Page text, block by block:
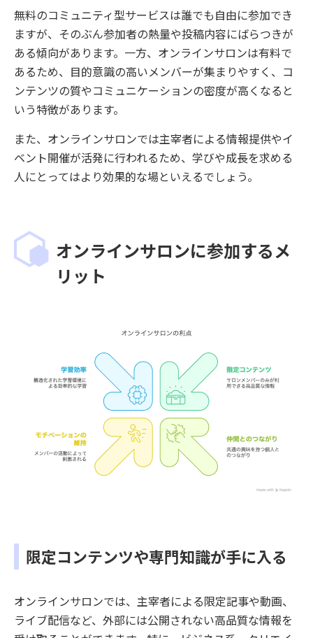
無料のコミュニティ型サービスは誰でも自由に参加でき
ますが、そのぶん参加者の熱量や投稿内容にばらつきが
ある傾向があります。一方、オンラインサロンは有料で
あるため、目的意識の高いメンバーが集まりやすく、コ
ンテンツの質やコミュニケーションの密度が高くなると
いう特徴があります。
また、オンラインサロンでは主宰者による情報提供やイ
ベント開催が活発に行われるため、学びや成長を求める
人にとってはより効果的な場といえるでしょう。
オンラインサロンに参加するメ
リット
限定コンテンツや専門知識が手に入る
オンラインサロンでは、主宰者による限定記事や動画、
ライブ配信など、外部には公開されない高品質な情報を